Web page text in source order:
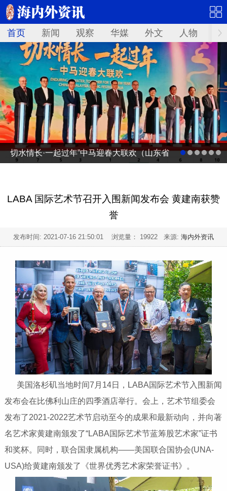
首页 新闻 观察 华媒 外文 人物 华
切水情长·一起过年”中马迎春大联欢（山东省
LABA 国际艺术节召开入围新闻发布会 黄建南获赞
誉
发布时间: 2021-07-16 21:50:01 浏览量： 19922 来源: 海内外资讯
美国洛杉矶当地时间7月14日，LABA国际艺术节入围新闻
发布会在比佛利山庄的四季酒店举行。会上，艺术节组委会
发布了2021-2022艺术节启动至今的成果和最新动向，并向著
名艺术家黄建南颁发了“LABA国际艺术节蓝筹股艺术家”证书
和奖杯。同时，联合国隶属机构——美国联合国协会(UNA-
USA)给黄建南颁发了《世界优秀艺术家荣誉证书》。